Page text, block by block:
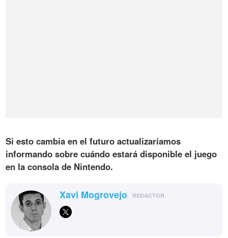
Si esto cambia en el futuro actualizaríamos
informando sobre cuándo estará disponible el juego
en la consola de Nintendo.
Xavi Mogrovejo REDACTOR